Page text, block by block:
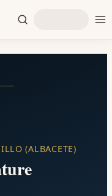
(ALBACETE)